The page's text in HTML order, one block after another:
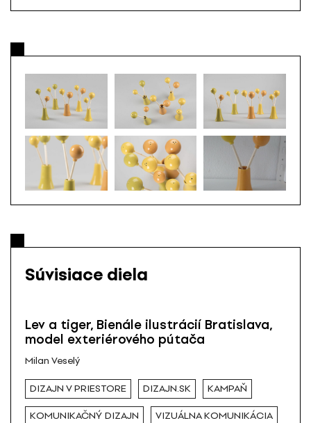
Súvisiace diela
Lev a tiger, Bienále ilustrácií Bratislava,
model exteriérového pútača
Milan Veselý
DIZAJN V PRIESTORE DIZAJN.SK KAMPAŇ
KOMUNIKAČNÝ DIZAJN VIZUÁLNA KOMUNIKÁCIA